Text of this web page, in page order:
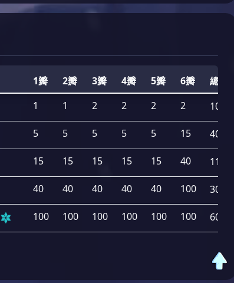
1瓣 2瓣 3瓣 4瓣 5瓣 6瓣
總數
1
1 2 2 2 2 10
5 5 5 5 5 15 40
15 15 15 15 15 40 115
40 40 40 40 40 100 300
100 100 100 100 100 100 600